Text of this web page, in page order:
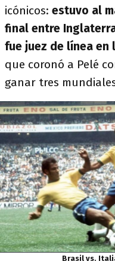
icónicos: estuvo al
final entre
fue juez de línea
que coronó a Pelé
ganar tres
Brasil vs.